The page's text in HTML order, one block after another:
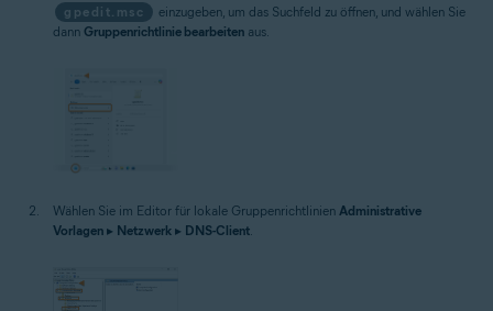
gpedit.msc
einzugeben, um das Suchfeld zu öffnen, und wählen Sie
dann Gruppenrichtlinie bearbeiten aus.
Wählen Sie im Editor für lokale Gruppenrichtlinien Administrative
Vorlagen ▸ Netzwerk ▸ DNS-Client